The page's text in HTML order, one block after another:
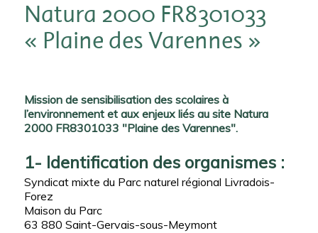
Natura 2000 FR8301033
« Plaine des Varennes »
Mission de sensibilisation des scolaires à
l’environnement et aux enjeux liés au site Natura
2000 FR8301033 "Plaine des Varennes".
1- Identification des organismes :
Syndicat mixte du Parc naturel régional Livradois-
Forez
Maison du Parc
63 880 Saint-Gervais-sous-Meymont